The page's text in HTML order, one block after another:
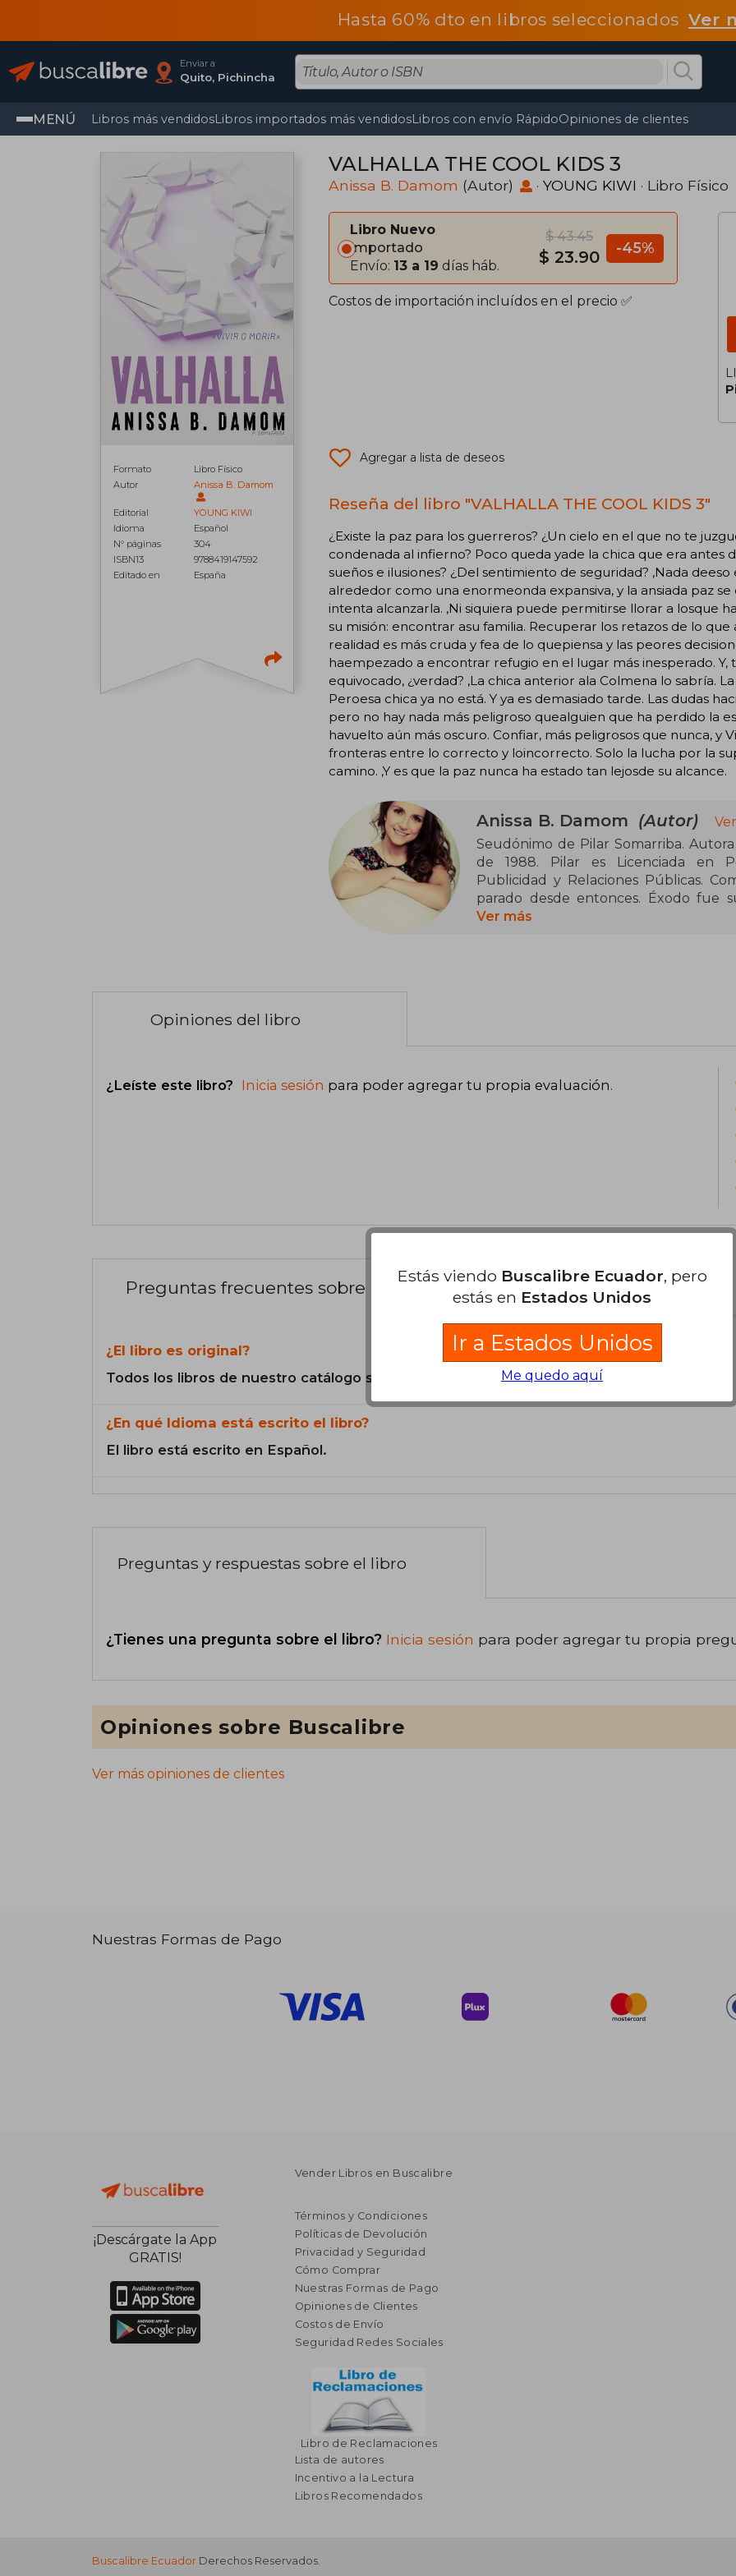
Hasta 60% dto en libros seleccionadosVer
Enviar a
Quito, Pichincha
MENÚ Libros más vendidosLibros importados más vendidosLibros con envío RápidoOpiniones de clientes
Formato
Libro Físico
Autor
Anissa B. Damom
Editorial
YOUNG KIWI
Idioma
Español
N° páginas
304
ISBN13
9788419147592
Editado en
España
VALHALLA THE COOL KIDS 3
Anissa B. Damom (Autor) · YOUNG KIWI · Libro Físico
Libro Nuevo
Importado
Envío: 13 a 19 días háb.
$ 43.45
$ 23.90 -45%
Costos de importación incluídos en el precio ✅
Agregar a lista de deseos
Reseña del libro "VALHALLA THE COOL KIDS 3"
¿Existe la paz para los guerreros? ¿Un cielo en el que no te
condenada al infierno? Poco queda yade la chica que era antes
sueños e ilusiones? ¿Del sentimiento de seguridad? ,Nada deeso
alrededor como una enormeonda expansiva, y la ansiada paz
intenta alcanzarla. ,Ni siquiera puede permitirse llorar a losque
su misión: encontrar asu familia. Recuperar los retazos de lo
realidad es más cruda y fea de lo quepiensa y las peores
haempezado a encontrar refugio en el lugar más inesperado. Y,
equivocado, ¿verdad? ,La chica anterior ala Colmena lo sabría.
Peroesa chica ya no está. Y ya es demasiado tarde. Las dudas
pero no hay nada más peligroso quealguien que ha perdido la
havuelto aún más oscuro. Confiar, más peligrosos que nunca, y
fronteras entre lo correcto y loincorrecto. Solo la lucha por la
camino. ,Y es que la paz nunca ha estado tan lejosde su alcance.
Anissa B. Damom (Autor)
Seudónimo de Pilar Somarriba.
de 1988. Pilar es Licenciada en
Publicidad y Relaciones Públicas.
parado desde entonces. Éxodo fue
siguieron Revelación y Jueces para
Ver más
Opiniones del libro
¿Leíste este libro? Inicia sesión para poder agregar tu propia evaluación.
Preguntas frecuentes sobre el libro
¿El libro es original?
Todos los libros de nuestro catálogo son Originales.
¿En qué Idioma está escrito el libro?
El libro está escrito en Español.
Preguntas y respuestas sobre el libro
¿Tienes una pregunta sobre el libro? Inicia sesión para poder agregar tu propia
Opiniones sobre Buscalibre
Ver más opiniones de clientes
Nuestras Formas de Pago
¡Descárgate la App
GRATIS!
Vender Libros en Buscalibre
Términos y Condiciones
Políticas de Devolución
Privacidad y Seguridad
Cómo Comprar
Nuestras Formas de Pago
Opiniones de Clientes
Costos de Envío
Seguridad Redes Sociales
Libro de Reclamaciones
Lista de autores
Incentivo a la Lectura
Libros Recomendados
Buscalibre Ecuador Derechos Reservados.
Estás viendo Buscalibre Ecuador, pero
estás en Estados Unidos
Ir a Estados Unidos
Me quedo aquí